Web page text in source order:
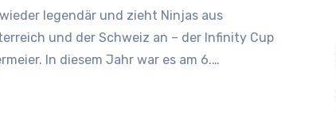
legendär und zieht Ninjas aus
und der Schweiz an – der Infinity Cup
In diesem Jahr war es am 6.…